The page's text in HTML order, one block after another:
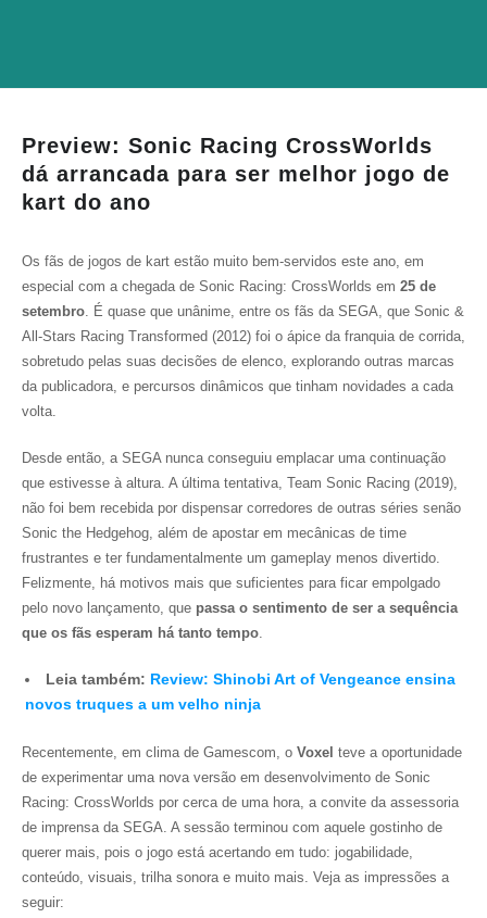
Preview: Sonic Racing CrossWorlds
dá arrancada para ser melhor jogo de
kart do ano
Os fãs de jogos de kart estão muito bem-servidos este ano, em
especial com a chegada de Sonic Racing: CrossWorlds em 25 de
setembro. É quase que unânime, entre os fãs da SEGA, que Sonic &
All-Stars Racing Transformed (2012) foi o ápice da franquia de corrida,
sobretudo pelas suas decisões de elenco, explorando outras marcas
da publicadora, e percursos dinâmicos que tinham novidades a cada
volta.
Desde então, a SEGA nunca conseguiu emplacar uma continuação
que estivesse à altura. A última tentativa, Team Sonic Racing (2019),
não foi bem recebida por dispensar corredores de outras séries senão
Sonic the Hedgehog, além de apostar em mecânicas de time
frustrantes e ter fundamentalmente um gameplay menos divertido.
Felizmente, há motivos mais que suficientes para ficar empolgado
pelo novo lançamento, que passa o sentimento de ser a sequência
que os fãs esperam há tanto tempo.
Leia também: Review: Shinobi Art of Vengeance ensina
novos truques a um velho ninja
Recentemente, em clima de Gamescom, o Voxel teve a oportunidade
de experimentar uma nova versão em desenvolvimento de Sonic
Racing: CrossWorlds por cerca de uma hora, a convite da assessoria
de imprensa da SEGA. A sessão terminou com aquele gostinho de
querer mais, pois o jogo está acertando em tudo: jogabilidade,
conteúdo, visuais, trilha sonora e muito mais. Veja as impressões a
seguir: